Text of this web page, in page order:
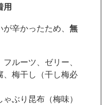
用
が辛かったため、無
ルーツ、ゼリー、
、梅干し（干し梅必
ぶり昆布（梅味）